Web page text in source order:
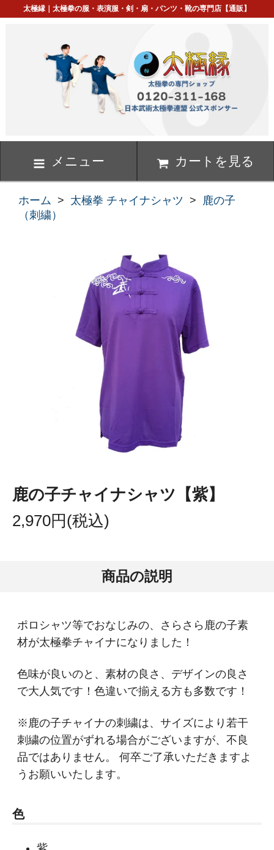
太極縁｜太極拳の服・表演服・剣・扇・パンツ・靴の専門店【通販】
メニュー カートを見る
ホーム > 太極拳 チャイナシャツ > 鹿の子
（刺繍）
鹿の子チャイナシャツ【紫】
2,970円(税込)
商品の説明
ポロシャツ等でおなじみの、さらさら鹿の子素
材が太極拳チャイナになりました！
色味が良いのと、素材の良さ、デザインの良さ
で大人気です！色違いで揃える方も多数です！
※鹿の子チャイナの刺繍は、サイズにより若干
刺繍の位置がずれる場合がございますが、不良
品ではありません。 何卒ご了承いただきますよ
うお願いいたします。
色